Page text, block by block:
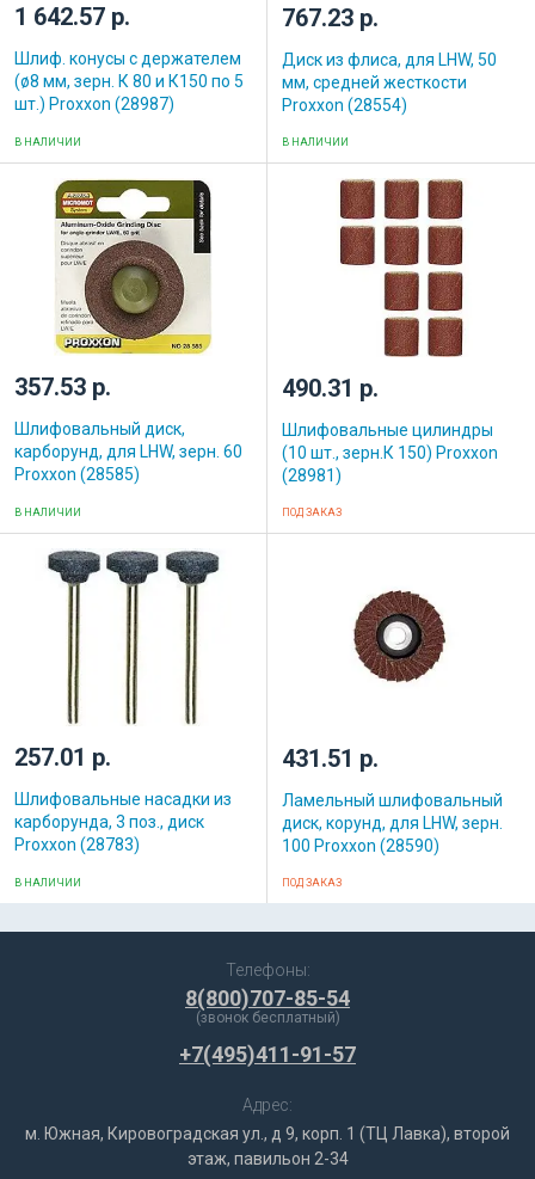
1 642.57 р.
Шлиф. конусы с держателем
(ø8 мм, зерн. К 80 и К150 по 5
шт.) Proxxon (28987)
В НАЛИЧИИ
767.23 р.
Диск из флиса, для LHW, 50
мм, средней жесткости
Proxxon (28554)
В НАЛИЧИИ
357.53 р.
Шлифовальный диск,
карборунд, для LHW, зерн. 60
Proxxon (28585)
В НАЛИЧИИ
490.31 р.
Шлифовальные цилиндры
(10 шт., зерн.К 150) Proxxon
(28981)
ПОД ЗАКАЗ
257.01 р.
Шлифовальные насадки из
карборунда, 3 поз., диск
Proxxon (28783)
В НАЛИЧИИ
431.51 р.
Ламельный шлифовальный
диск, корунд, для LHW, зерн.
100 Proxxon (28590)
ПОД ЗАКАЗ
Телефоны:
8(800)707-85-54
(звонок бесплатный)
+7(495)411-91-57
Адрес:
м. Южная, Кировоградская ул., д 9, корп. 1 (ТЦ Лавка), второй
этаж, павильон 2-34